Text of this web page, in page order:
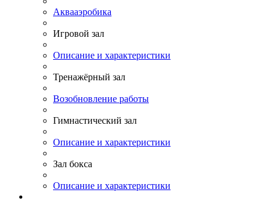
Аквааэробика
Игровой зал
Описание и характеристики
Тренажёрный зал
Возобновление работы
Гимнастический зал
Описание и характеристики
Зал бокса
Описание и характеристики